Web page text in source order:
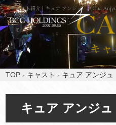
キャスト紹介 | キュア アンジュ （Cua
TOP キャスト キュア アンジ
キュア アンジ